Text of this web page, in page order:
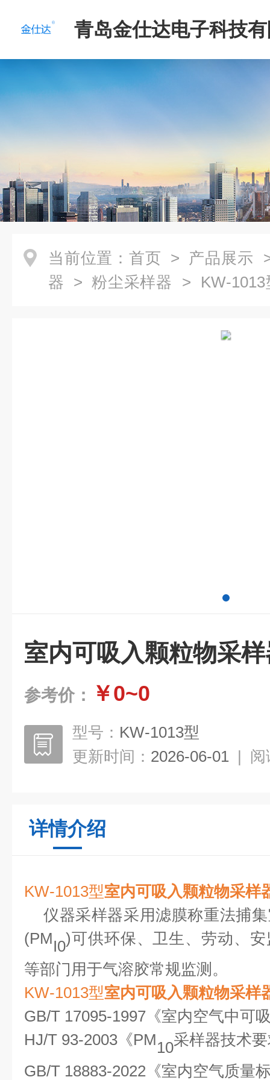
青岛金仕达电子科技
当前位置： 首页 > 产品展示
器 > 粉尘采样器 > KW-1013
室内可吸入颗粒物采
参考价： ￥0~0
型号： KW-1013型
更新时间： 2026-06-01 | 阅
详情介绍
KW-1013型室内可吸入颗粒物采样
仪器采样器采用滤膜称重法捕
(PMI0)可供环保、卫生、劳动、
等部门用于气溶胶常规监测。
KW-1013型室内可吸入颗粒物采样
GB/T 17095-1997《室内空气中可
HJ/T 93-2003《PM10采样器技术
GB/T 18883-2022《室内空气质量